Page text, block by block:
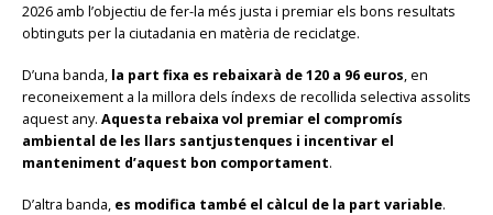
2026 amb l’objectiu de fer-la més justa i premiar els bons resultats
obtinguts per la ciutadania en matèria de reciclatge.
D’una banda, la part fixa es rebaixarà de 120 a 96 euros, en
reconeixement a la millora dels índexs de recollida selectiva assolits
aquest any. Aquesta rebaixa vol premiar el compromís
ambiental de les llars santjustenques i incentivar el
manteniment d’aquest bon comportament.
D’altra banda, es modifica també el càlcul de la part variable.